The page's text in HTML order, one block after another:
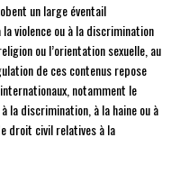
un large éventail
violence ou à la discrimination
ou l’orientation sexuelle, au
de ces contenus repose
notamment le
la discrimination, à la haine ou à
droit civil relatives à la